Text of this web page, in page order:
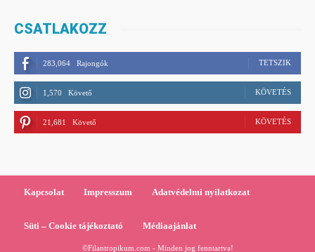
CSATLAKOZZ
283,064 Rajongók TETSZIK
1,570 Követő KÖVETÉS
21,681 Követő KÖVETÉS
Kapcsolat Impresszum Adatvédelmi nyilatkozat
Süti – Cookie tájékoztató Médiaajánlat
©Filantropikum.com - Minden jog fenntartva!